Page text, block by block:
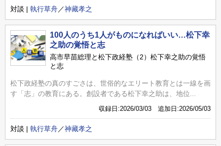
対談 | 執行草舟／神藏孝之
100人のうち1人がものになればいい…松下幸
之助の覚悟と志
高市早苗総理と松下政経塾（2）松下幸之助の覚悟
と志
松下政経塾の真のすごさは、世俗的なエリート教育とは一線を画
す「志」の教育にある。創設者である松下幸之助は、地位...
収録日:2026/03/03 追加日:2026/05/03
対談 | 執行草舟／神藏孝之